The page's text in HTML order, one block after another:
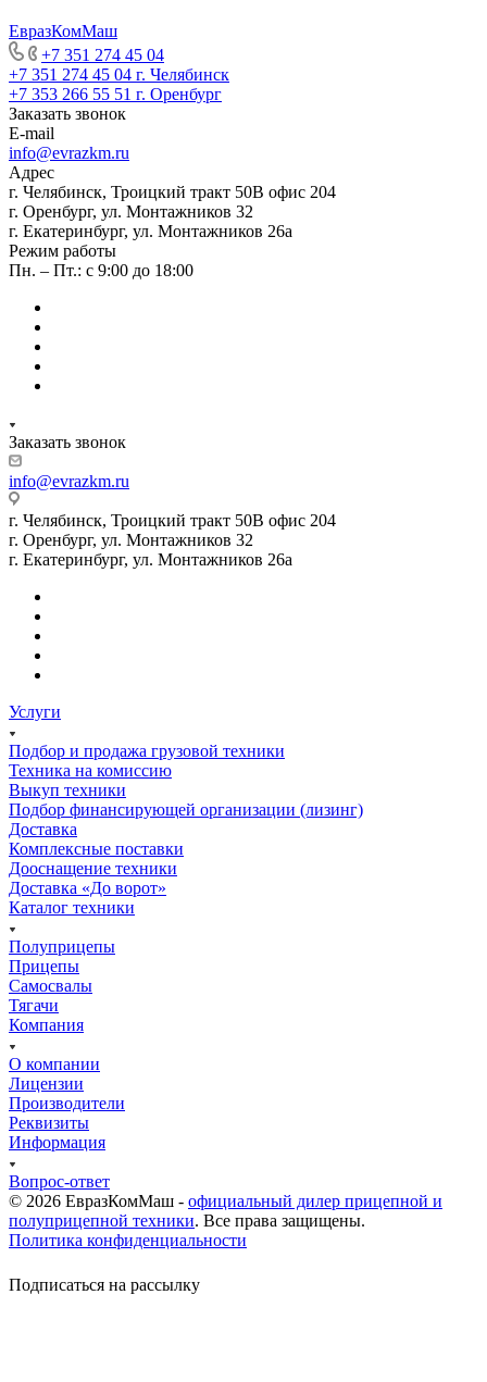
ЕвразКомМаш
+7 351 274 45 04
+7 351 274 45 04 г. Челябинск
+7 353 266 55 51 г. Оренбург
Заказать звонок
E-mail
info@evrazkm.ru
Адрес
г. Челябинск, Троицкий тракт 50В офис 204
г. Оренбург, ул. Монтажников 32
г. Екатеринбург, ул. Монтажников 26а
Режим работы
Пн. – Пт.: с 9:00 до 18:00
Заказать звонок
info@evrazkm.ru
г. Челябинск, Троицкий тракт 50В офис 204
г. Оренбург, ул. Монтажников 32
г. Екатеринбург, ул. Монтажников 26а
Услуги
Подбор и продажа грузовой техники
Техника на комиссию
Выкуп техники
Подбор финансирующей организации (лизинг)
Доставка
Комплексные поставки
Дооснащение техники
Доставка «До ворот»
Каталог техники
Полуприцепы
Прицепы
Самосвалы
Тягачи
Компания
О компании
Лицензии
Производители
Реквизиты
Информация
Вопрос-ответ
© 2026 ЕвразКомМаш - официальный дилер прицепной и
полуприцепной техники. Все права защищены.
Политика конфиденциальности
Подписаться на рассылку